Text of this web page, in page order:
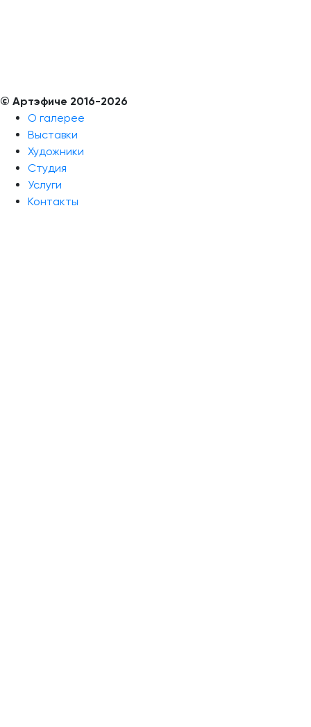
© Aртэфиче 2016-2026
О галерее
Выставки
Художники
Студия
Услуги
Контакты